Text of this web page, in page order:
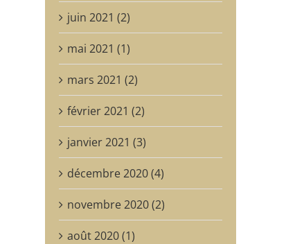
juin 2021 (2)
mai 2021 (1)
mars 2021 (2)
février 2021 (2)
janvier 2021 (3)
décembre 2020 (4)
novembre 2020 (2)
août 2020 (1)